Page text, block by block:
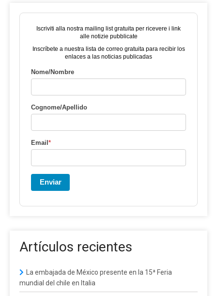
Iscriviti alla nostra mailing list gratuita per ricevere i link
alle notizie pubblicate
Inscríbete a nuestra lista de correo gratuita para recibir los
enlaces a las noticias publicadas
Nome/Nombre
Cognome/Apellido
Email*
Enviar
Artículos recientes
La embajada de México presente en la 15ª Feria
mundial del chile en Italia